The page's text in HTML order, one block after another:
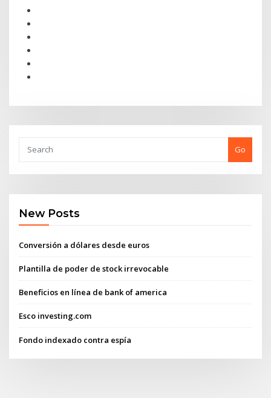
Go
New Posts
Conversión a dólares desde euros
Plantilla de poder de stock irrevocable
Beneficios en línea de bank of america
Esco investing.com
Fondo indexado contra espía